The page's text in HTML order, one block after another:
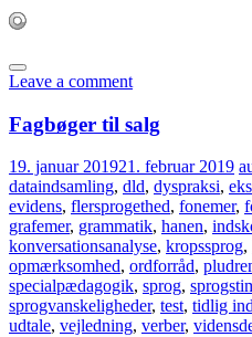
Leave a comment
Fagbøger til salg
19. januar 201921. februar 2019
dataindsamling, dld, dyspraksi,
evidens, flersprogethed, fonemer,
grafemer, grammatik, hanen,
konversationsanalyse, kropssprog,
opmærksomhed, ordforråd,
specialpædagogik, sprog,
sprogvanskeligheder, test, tidlig
udtale, vejledning, verber,